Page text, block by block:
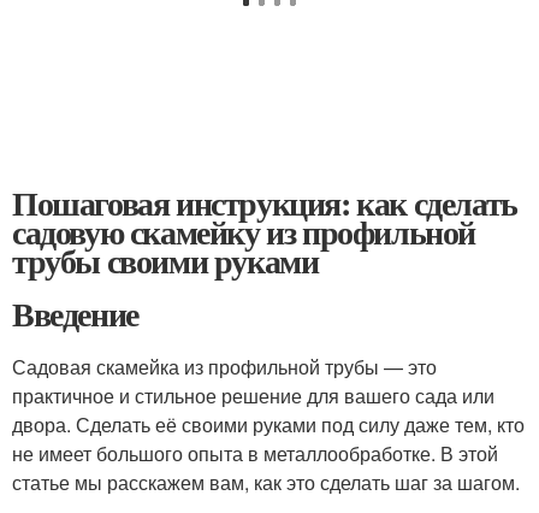
Пошаговая инструкция: как сделать
садовую скамейку из профильной
трубы своими руками
Введение
Садовая скамейка из профильной трубы — это
практичное и стильное решение для вашего сада или
двора. Сделать её своими руками под силу даже тем, кто
не имеет большого опыта в металлообработке. В этой
статье мы расскажем вам, как это сделать шаг за шагом.